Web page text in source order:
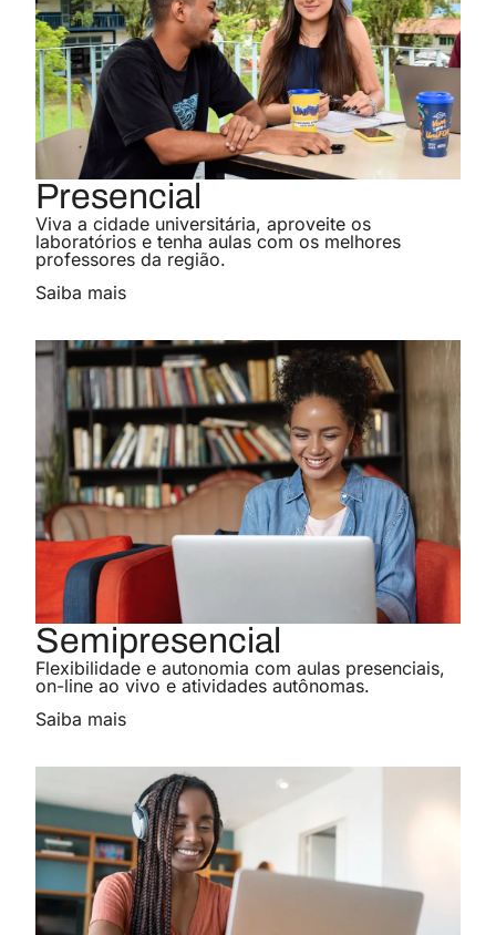
Sistemas de Informação
Conheça o curso
Graduação
Educação Física
Conheça o curso
Graduação
Enfermagem
Conheça o curso
Nutrição
Conheça o curso
Graduação
Odontologia
Conheça o curso
Graduação
Ciências Contábeis
Conheça o curso
Graduação
Graduação
Direito
Conheça o curso
Graduação
Presencial
Viva a cidade universitária, aproveite os
laboratórios e tenha aulas com os melhores
professores da região.
Saiba mais
Semipresencial
Flexibilidade e autonomia com aulas presenciais,
on-line ao vivo e atividades autônomas.
Saiba mais